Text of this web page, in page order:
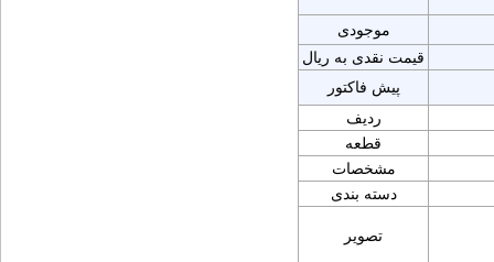
موجودی
قیمت نقدی به ریال
پیش فاکتور
ردیف
قطعه
مشخصات
دسته بندی
تصویر